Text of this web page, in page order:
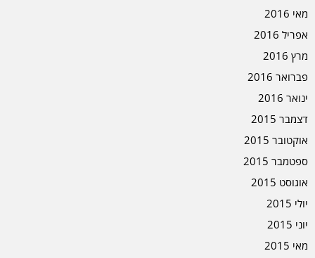
מאי 2016
אפריל 2016
מרץ 2016
פברואר 2016
ינואר 2016
דצמבר 2015
אוקטובר 2015
ספטמבר 2015
אוגוסט 2015
יולי 2015
יוני 2015
מאי 2015